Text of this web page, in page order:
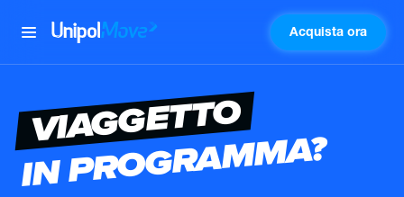
UnipolMove Acquista ora
VIAGGETTO
IN PROGRAMMA?